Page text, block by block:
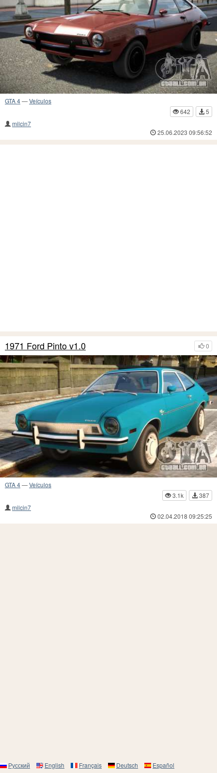
GTA 4—Veículos
642
5
milcin7
25.06.2023 09:56:52
0
1971 Ford Pinto v1.0
GTA 4—Veículos
3.1k
387
milcin7
02.04.2018 09:25:25
Русский English Français Deutsch Español